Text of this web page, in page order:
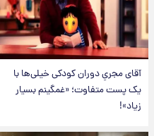
آقای مجریِ دوران کودکی خیلی‌ها با
یک پست متفاوت؛ «غمگینم بسیار
زیاد»!